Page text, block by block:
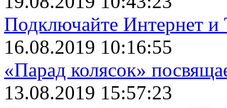
Подключайте Интернет и
16.08.2019 10:16:55
«Парад колясок»
13.08.2019 15:57:23